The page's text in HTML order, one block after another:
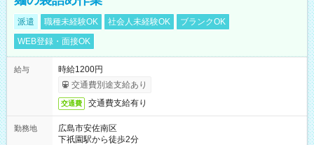
派遣 職種未経験OK 社会人未経験OK
ブランクOK
WEB登録・面接OK
給与
時給1200円
交通費別途支給あり
交通費 交通費支給有り
勤務地
広島市安佐南区
下祇園駅から徒歩2分